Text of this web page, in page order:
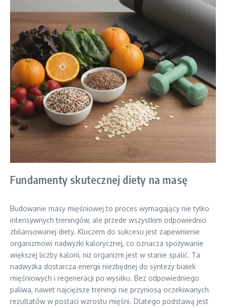
Fundamenty skutecznej diety na masę
Budowanie masy mięśniowej to proces wymagający nie tylko
intensywnych treningów, ale przede wszystkim odpowiednio
zbilansowanej diety. Kluczem do sukcesu jest zapewnienie
organizmowi nadwyżki kalorycznej, co oznacza spożywanie
większej liczby kalorii, niż organizm jest w stanie spalić. Ta
nadwyżka dostarcza energii niezbędnej do syntezy białek
mięśniowych i regeneracji po wysiłku. Bez odpowiedniego
paliwa, nawet najcięższe treningi nie przyniosą oczekiwanych
rezultatów w postaci wzrostu mięśni. Dlatego podstawą jest